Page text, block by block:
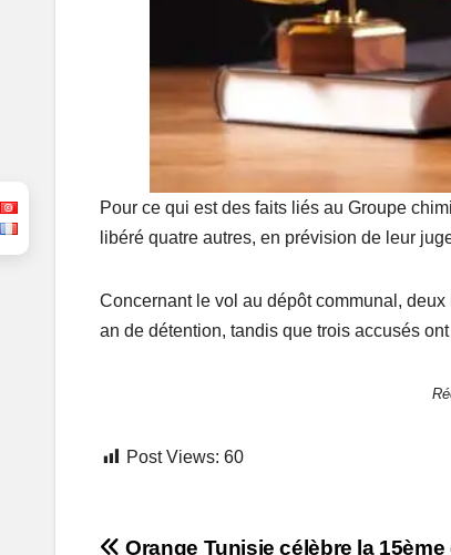
Pour ce qui est des faits liés au Groupe
libéré quatre autres, en prévision de leur
Concernant le vol au dépôt communal,
an de détention, tandis que trois accusés
Post Views: 60
Orange Tunisie célèbre la